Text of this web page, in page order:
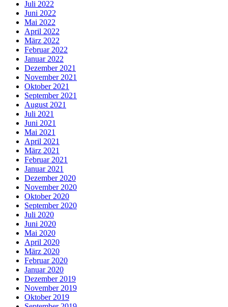
Juli 2022
Juni 2022
Mai 2022
April 2022
März 2022
Februar 2022
Januar 2022
Dezember 2021
November 2021
Oktober 2021
September 2021
August 2021
Juli 2021
Juni 2021
Mai 2021
April 2021
März 2021
Februar 2021
Januar 2021
Dezember 2020
November 2020
Oktober 2020
September 2020
Juli 2020
Juni 2020
Mai 2020
April 2020
März 2020
Februar 2020
Januar 2020
Dezember 2019
November 2019
Oktober 2019